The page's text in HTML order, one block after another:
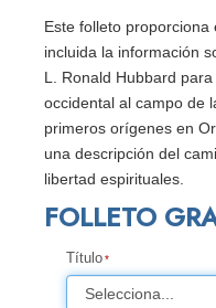
Este folleto proporciona
incluida la información
L. Ronald Hubbard
occidental al campo de
primeros orígenes en
una descripción del
libertad espirituales.
FOLLETO
Título